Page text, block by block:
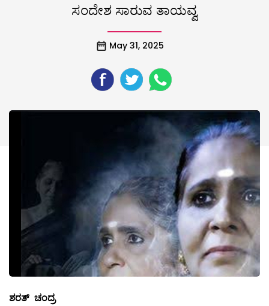
ಸಂದೇಶ ಸಾರುವ ತಾಯವ್ವ
May 31, 2025
ಶರತ್ ಚಂದ್ರ